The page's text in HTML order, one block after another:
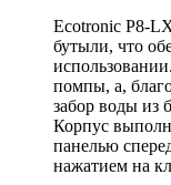
Ecotronic P8-
бутыли, что
помпы, а,
забор воды из
Корпус
панелью
нажатием на